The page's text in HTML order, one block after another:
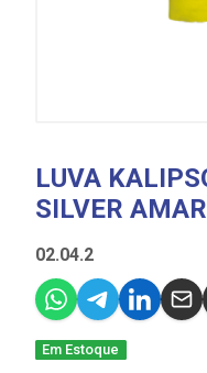
LUVA
SILVER
02.04.2
Em Estoque